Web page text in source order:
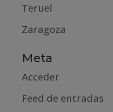
Teruel
Zaragoza
Meta
Acceder
Feed de entradas